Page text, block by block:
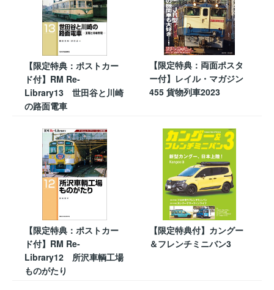
【限定特典：ポストカー
ド付】RM Re-
Library13 世田谷と川崎
の路面電車
【限定特典：両面ポスタ
ー付】レイル・マガジン
455 貨物列車2023
【限定特典：ポストカー
ド付】RM Re-
Library12 所沢車輌工場
ものがたり
【限定特典付】カングー
＆フレンチミニバン3